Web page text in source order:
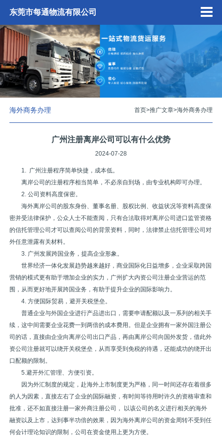
东莞市每通物流有限公司
海外商务办理 首页>推广文章>海外商务办理
广州注册离岸公司可以有什么优势
2024-07-28
1. 广州注册程序简单快捷，成本低。
离岸公司的注册程序相当简单，不必亲自到场，由专业机构即可办理。
2. 公司资料高度保密。
海外离岸公司的股东身份、董事名册、股权比例、收益状况等资料高度保
密并受法律保护，公众人士不能查阅，只有合法取得对离岸公司进口监管资格
的信托管理公司才可以查阅公司的背景资料，同时，法律禁止信托管理公司对
外任意泄露有关材料。
3. 广州发展跨国业务，提高企业形象。
世界经济一体化发展趋势越来越好，商业国际化日益增多，企业采取跨国
营销的模式更有助于增加企业的实力，广州扩大内资公司注册企业营运的范
围，从而更好地开展跨国业务，有助于提升企业的国际影响力。
4. 方便国际贸易，避开关税堡垒。
普通企业与外国企业进行产品进出口，需要申请配额以及一系列的相关手
续，这中间需要企业花费一到两倍的成本费用。但是企业拥有一家外国注册公
司的话，直接由企业向离岸公司出口产品，再由离岸公司向国外发货，借此外
资公司注册就可以绕开关税堡垒，从而享受到免税的待遇，还能成功的绕开出
口配额的限制。
5.避开外汇管理、方便引资。
因为外汇制度的规定，赴海外上市制度更为严格，同一时间还存在着很多
的人为因素，直接左右了企业的国际融资，有时间等待用时许久的资格审查和
批准，还不如直接注册一家外商注册公司， 以该公司的名义进行相关的海外
融资以及上市，达到事半功倍的效果，因为海外离岸公司的资金周转不受到任
何会计理论知识的限制，公司在资金使用上更为方便。